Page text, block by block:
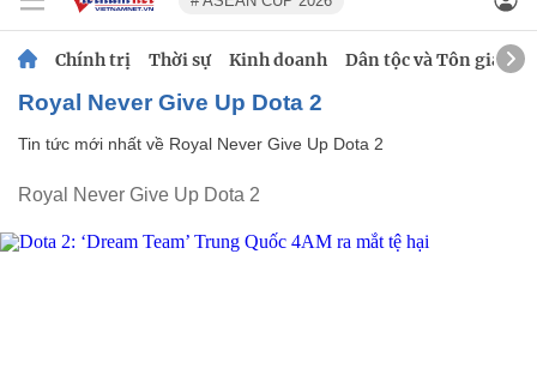
Chính trị Thời sự Kinh doanh Dân tộc và Tôn giáo
Royal Never Give Up Dota 2
Tin tức mới nhất về Royal Never Give Up Dota 2
Royal Never Give Up Dota 2